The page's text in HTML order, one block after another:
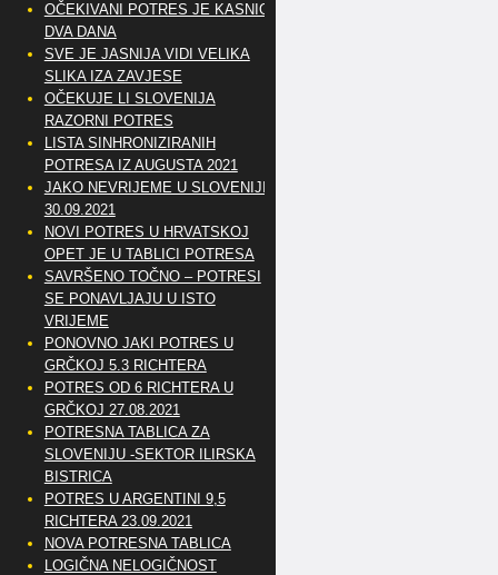
OČEKIVANI POTRES JE KASNIO
DVA DANA
SVE JE JASNIJA VIDI VELIKA
SLIKA IZA ZAVJESE
OČEKUJE LI SLOVENIJA
RAZORNI POTRES
LISTA SINHRONIZIRANIH
POTRESA IZ AUGUSTA 2021
JAKO NEVRIJEME U SLOVENIJI
30.09.2021
NOVI POTRES U HRVATSKOJ
OPET JE U TABLICI POTRESA
SAVRŠENO TOČNO – POTRESI
SE PONAVLJAJU U ISTO
VRIJEME
PONOVNO JAKI POTRES U
GRČKOJ 5.3 RICHTERA
POTRES OD 6 RICHTERA U
GRČKOJ 27.08.2021
POTRESNA TABLICA ZA
SLOVENIJU -SEKTOR ILIRSKA
BISTRICA
POTRES U ARGENTINI 9,5
RICHTERA 23.09.2021
NOVA POTRESNA TABLICA
LOGIČNA NELOGIČNOST